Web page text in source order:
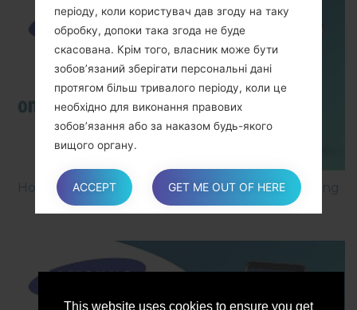
This website uses cookies to ensure you get
How to Factory Reset through menu on Samsung
Galaxy Gio GT-S5660?
періоду, коли користувач дав згоду на таку
обробку, допоки така згода не буде
скасована. Крім того, власник може бути
зобов’язаний зберігати персональні дані
протягом більш тривалого періоду, коли це
необхідно для виконання правових
зобов’язання або за наказом будь-якого
вищого органу.
Після закінчення періоду зберігання
персональні дані видаляються. Тож, право на
виправлення та право на перенесення даних
не можуть виконуватися після закінчення
ACCEPT GET ME OUT OF HERE